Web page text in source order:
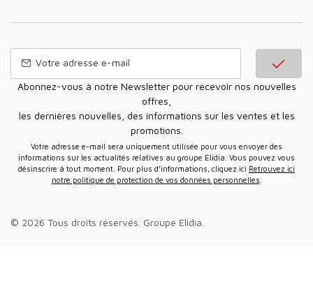
Abonnez-vous à notre Newsletter pour recevoir nos nouvelles
offres,
les dernières nouvelles, des informations sur les ventes et les
promotions.
Votre adresse e-mail sera uniquement utilisée pour vous envoyer des
informations sur les actualités relatives au groupe Elidia. Vous pouvez vous
désinscrire à tout moment. Pour plus d’informations, cliquez ici Retrouvez ici
notre politique de protection de vos données personnelles
© 2026 Tous droits réservés. Groupe Elidia